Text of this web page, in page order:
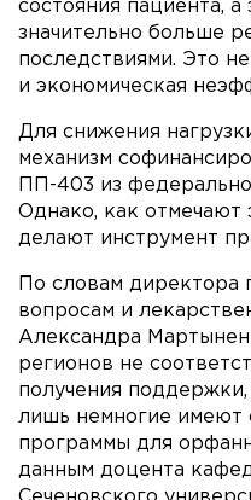
состояния пациента, а
значительно больше
последствиями. Это
и экономическая
Для снижения
механизм
ПП-403 из
Однако, как отмечают
делают инструмент
По словам директора
вопросам и
Александра
регионов не
получения
лишь немногие имеют
программы для
данным доцента